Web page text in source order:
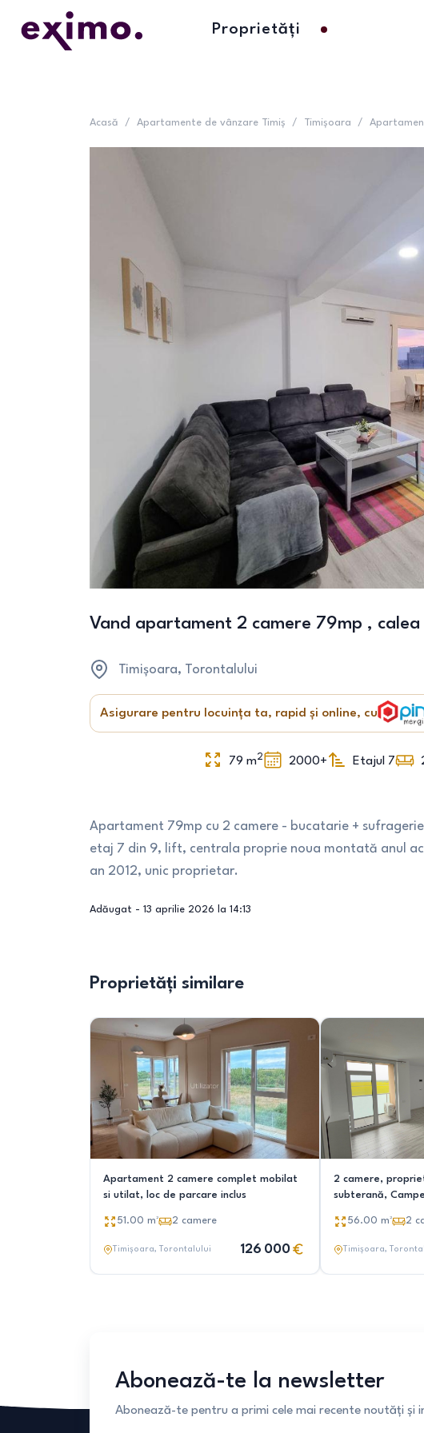
Proprietăți
Acasă / Apartamente de vânzare Timiș / Timișoara /
Vand apartament 2 camere 79mp , calea
Timișoara, Torontalului
Asigurare pentru locuința ta, rapid și online, cu
79 m2 2000+ Etajul 7
Apartament 79mp cu 2 camere - bucatarie +
etaj 7 din 9, lift, centrala proprie noua montată anul
an 2012, unic proprietar.
Adăugat - 13 aprilie 2026 la 14:13
Proprietăți similare
Apartament 2 camere complet mobilat
si utilat, loc de parcare inclus
51.00 m² 2 camere
Timișoara, Torontalului 126 000
2 camere,
subterană,
56.00 m² 2
Timișoara,
Abonează-te la newsletter
Abonează-te pentru a primi cele mai recente noutăți și